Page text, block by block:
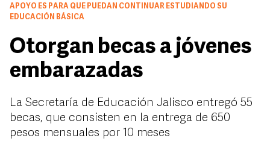
APOYO ES PARA QUE PUEDAN CONTINUAR ESTUDIANDO SU
EDUCACIÓN BÁSICA
Otorgan becas a jóvenes
embarazadas
La Secretaría de Educación Jalisco entregó 55
becas, que consisten en la entrega de 650
pesos mensuales por 10 meses